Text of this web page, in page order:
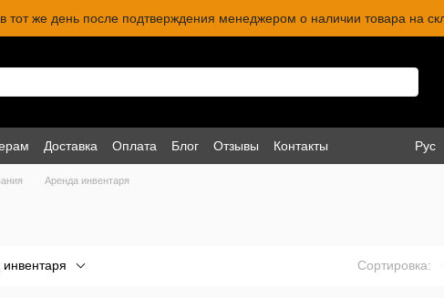
тот же день после подтверждения менеджером о наличии товара на
Доставка Оплата Блог Отзывы Контакты Рус
Аренда инвентаря
инвентаря Сортировка: